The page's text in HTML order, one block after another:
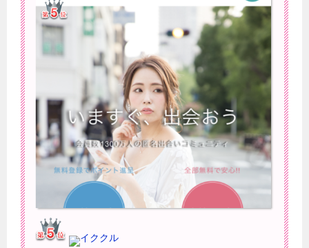
イククル